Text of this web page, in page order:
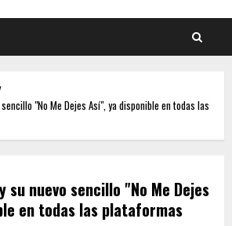
"No Me Dejes Así", ya disponible en todas las
su nuevo sencillo "No Me Dejes
en todas las plataformas